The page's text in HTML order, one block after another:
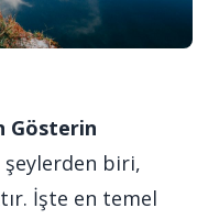
Gösterin
biri,
İşte en temel